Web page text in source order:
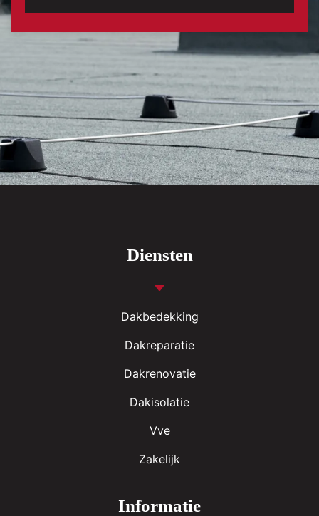
Diensten
Dakbedekking
Dakreparatie
Dakrenovatie
Dakisolatie
Vve
Zakelijk
Informatie